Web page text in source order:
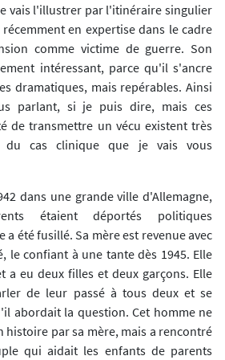
vais l'illustrer par l'itinéraire singulier
en expertise dans le cadre
comme victime de guerre. Son
intéressant, parce qu'il s'ancre
dramatiques, mais repérables. Ainsi
parlant, si je puis dire, mais ces
de transmettre un vécu existent très
du cas clinique que je vais vous
dans une grande ville d'Allemagne,
étaient déportés politiques
a été fusillé. Sa mère est revenue avec
le confiant à une tante dès 1945. Elle
a eu deux filles et deux garçons. Elle
de leur passé à tous deux et se
abordait la question. Cet homme ne
histoire par sa mère, mais a rencontré
qui aidait les enfants de parents